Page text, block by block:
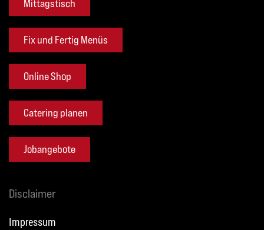
Mittagstisch
Fix und Fertig Menüs
Online Shop
Catering planen
Jobangebote
Disclaimer
Impressum